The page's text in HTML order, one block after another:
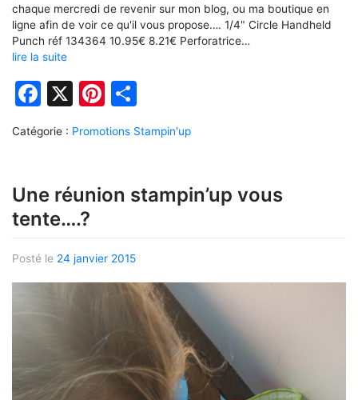
chaque mercredi de revenir sur mon blog, ou ma boutique en
ligne afin de voir ce qu'il vous propose…. 1/4" Circle Handheld
Punch réf 134364 10.95€ 8.21€ Perforatrice…
lire la suite
Facebook
X Pinterest
Catégorie : Promotions Stampin'up
Une réunion stampin’up vous
tente….?
Posté le 24 janvier 2015